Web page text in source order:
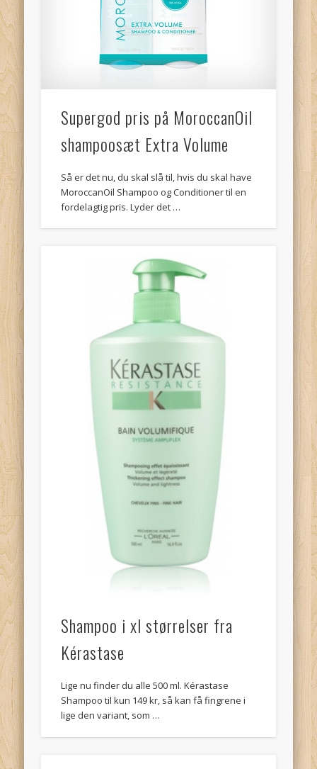
Supergod pris på MoroccanOil
shampoosæt Extra Volume
Så er det nu, du skal slå til, hvis du skal have
MoroccanOil Shampoo og Conditioner til en
fordelagtig pris. Lyder det …
Shampoo i xl størrelser fra
Kérastase
Lige nu finder du alle 500 ml. Kérastase
Shampoo til kun 149 kr, så kan få fingrene i
lige den variant, som …